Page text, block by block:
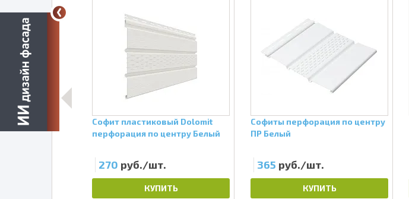
Estetic
Софит пластиковый Dolomit
перфорация по центру Белый
270 руб./шт.
КУПИТЬ
Софиты перфорация по центру
ПР Белый
365 руб./шт.
КУПИТЬ